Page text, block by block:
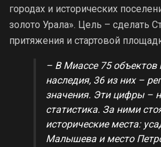
городах и исторических
золото Урала». Цель – сделать
притяжения и стартовой
– В Миассе 75 объектов
наследия, 36 из них –
значения. Эти цифры –
статистика. За ними
исторические места:
Малышева и место